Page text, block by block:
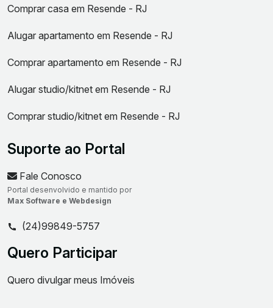
Comprar casa em Resende - RJ
Alugar apartamento em Resende - RJ
Comprar apartamento em Resende - RJ
Alugar studio/kitnet em Resende - RJ
Comprar studio/kitnet em Resende - RJ
Suporte ao Portal
Fale Conosco
Portal desenvolvido e mantido por
Max Software e Webdesign
(24)99849-5757
Quero Participar
Quero divulgar meus Imóveis